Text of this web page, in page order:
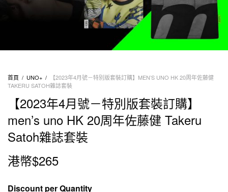
首頁 / UNO+ /
【2023年4月號－特別版套裝訂購】MEN’S UNO HK 20周年佐藤健
TAKERU SATOH雜誌套裝
【2023年4月號－特別版套裝訂購】
men’s uno HK 20周年佐藤健 Takeru
Satoh雜誌套裝
港幣$265
Discount per Quantity